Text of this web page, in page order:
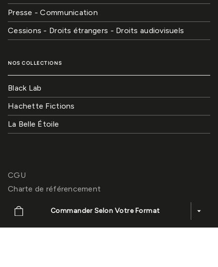
Commander Selon Votre Format arrow_drop_down
Presse - Communication
Cessions - Droits étrangers - Droits audiovisuels
NOS COLLECTIONS
Black Lab
Hachette Fictions
La Belle Étoile
CGU
Charte de référencement
Mentions légales
Paramétrez vos préférences cookies